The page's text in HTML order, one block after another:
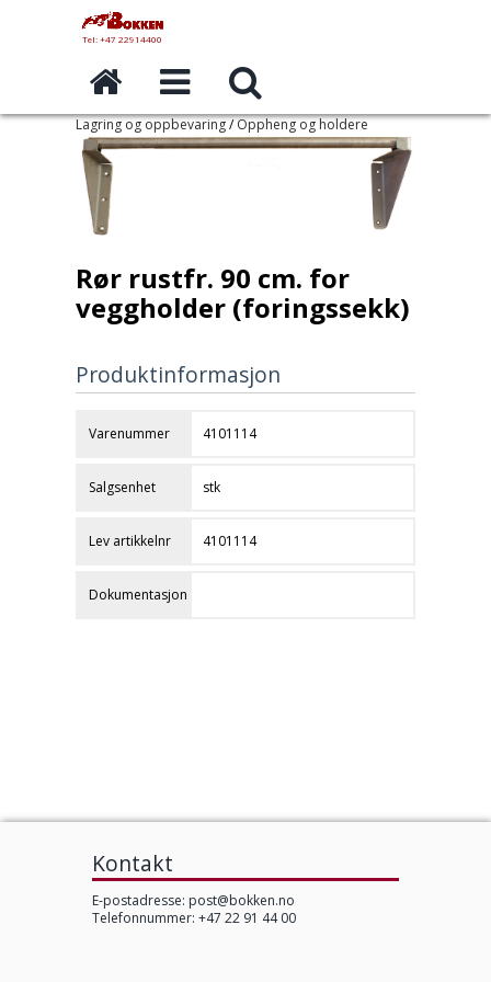
Tel: +47 22914400
Lagring og oppbevaring/Oppheng og holdere
Rør rustfr. 90 cm. for
veggholder (foringssekk)
Produktinformasjon
Varenummer 4101114
Salgsenhet stk
Lev artikkelnr 4101114
Dokumentasjon
Kontakt
E-postadresse: post@bokken.no
Telefonnummer: +47 22 91 44 00